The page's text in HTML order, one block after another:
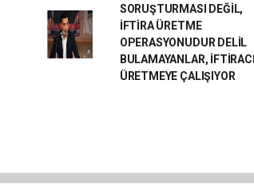
SORUŞTURMASI DEĞİL,
İFTİRA ÜRETME
OPERASYONUDUR DELİL
BULAMAYANLAR, İFTİRACI
ÜRETMEYE ÇALIŞIYOR